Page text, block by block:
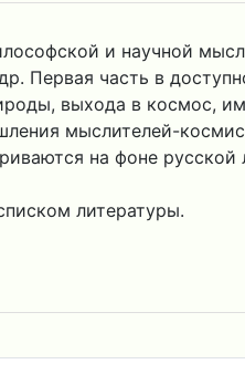
и научной
Первая часть в
выхода в космос,
мыслителей-
на фоне русской
литературы.